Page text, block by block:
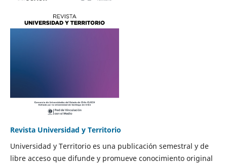
Revista Universidad y Territorio
Universidad y Territorio es una publicación semestral y de
libre acceso que difunde y promueve conocimiento original